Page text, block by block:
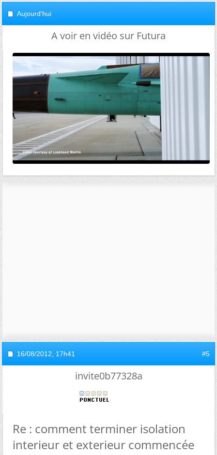
Aujourd'hui
A voir en vidéo sur Futura
16/08/2012, 17h41 #5
invite0b77328a
Re : comment terminer isolation
interieur et exterieur commencée